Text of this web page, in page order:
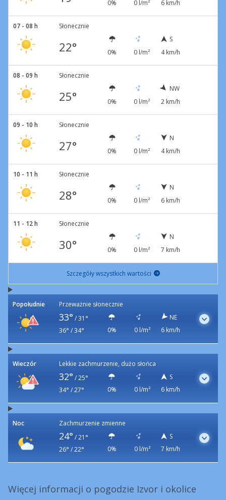
0% 0 l/m²
6 km/h
07 - 08 h Słonecznie
22° 0% 0 l/m²
S
4 km/h
08 - 09 h Słonecznie
25° 0% 0 l/m²
NW
2 km/h
09 - 10 h Słonecznie
27° 0% 0 l/m²
N
4 km/h
10 - 11 h Słonecznie
28° 0% 0 l/m²
N
6 km/h
11 - 12 h Słonecznie
30° 0% 0 l/m²
N
7 km/h
Szczegóły wszystkich wartości
Popołudnie Przeważnie słonecznie
33° / 31°
36° / 34°
0% 0 l/m²
NE
6 km/h
Wieczór Lekkie zachmurzenie, dużo słońca
32° / 25°
34° / 27°
0% 0 l/m²
S
6 km/h
Noc Zachmurzenie zmienne
24° / 21°
26° / 22°
0% 0 l/m²
S
7 km/h
Więcej informacji o pogodzie Izvor i okolice